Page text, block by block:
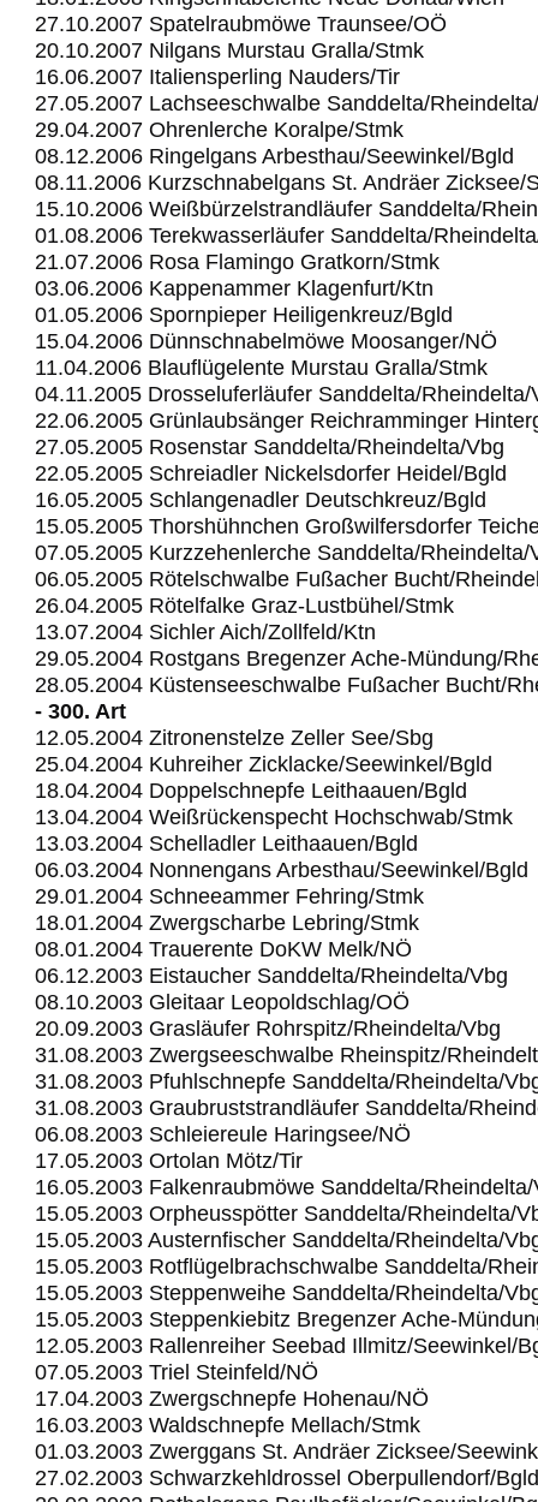
27.10.2007 Spatelraubmöwe Traunsee/OÖ
20.10.2007 Nilgans Murstau Gralla/Stmk
16.06.2007 Italiensperling Nauders/Tir
27.05.2007 Lachseeschwalbe Sanddelta/
29.04.2007 Ohrenlerche Koralpe/Stmk
08.12.2006 Ringelgans Arbesthau/Seewinkel/Bgld
08.11.2006 Kurzschnabelgans St. Andräer Zicksee/
15.10.2006 Weißbürzelstrandläufer Sanddelta/
01.08.2006 Terekwasserläufer Sanddelta/
21.07.2006 Rosa Flamingo Gratkorn/Stmk
03.06.2006 Kappenammer Klagenfurt/Ktn
01.05.2006 Spornpieper Heiligenkreuz/Bgld
15.04.2006 Dünnschnabelmöwe Moosanger/NÖ
11.04.2006 Blauflügelente Murstau Gralla/Stmk
04.11.2005 Drosseluferläufer Sanddelta/Rheindelta/
22.06.2005 Grünlaubsänger Reichramminger
27.05.2005 Rosenstar Sanddelta/Rheindelta/Vbg
22.05.2005 Schreiadler Nickelsdorfer Heidel/Bgld
16.05.2005 Schlangenadler Deutschkreuz/Bgld
15.05.2005 Thorshühnchen Großwilfersdorfer
07.05.2005 Kurzzehenlerche Sanddelta/Rheindelta/
06.05.2005 Rötelschwalbe Fußacher Bucht/
26.04.2005 Rötelfalke Graz-Lustbühel/Stmk
13.07.2004 Sichler Aich/Zollfeld/Ktn
29.05.2004 Rostgans Bregenzer Ache-Mündung/
28.05.2004 Küstenseeschwalbe Fußacher Bucht/
- 300. Art
12.05.2004 Zitronenstelze Zeller See/Sbg
25.04.2004 Kuhreiher Zicklacke/Seewinkel/Bgld
18.04.2004 Doppelschnepfe Leithaauen/Bgld
13.04.2004 Weißrückenspecht Hochschwab/Stmk
13.03.2004 Schelladler Leithaauen/Bgld
06.03.2004 Nonnengans Arbesthau/Seewinkel/Bgld
29.01.2004 Schneeammer Fehring/Stmk
18.01.2004 Zwergscharbe Lebring/Stmk
08.01.2004 Trauerente DoKW Melk/NÖ
06.12.2003 Eistaucher Sanddelta/Rheindelta/Vbg
08.10.2003 Gleitaar Leopoldschlag/OÖ
20.09.2003 Grasläufer Rohrspitz/Rheindelta/Vbg
31.08.2003 Zwergseeschwalbe Rheinspitz/
31.08.2003 Pfuhlschnepfe Sanddelta/Rheindelta/
31.08.2003 Graubruststrandläufer Sanddelta/
06.08.2003 Schleiereule Haringsee/NÖ
17.05.2003 Ortolan Mötz/Tir
16.05.2003 Falkenraubmöwe Sanddelta/Rheindelta/
15.05.2003 Orpheusspötter Sanddelta/Rheindelta/
15.05.2003 Austernfischer Sanddelta/Rheindelta/
15.05.2003 Rotflügelbrachschwalbe Sanddelta/
15.05.2003 Steppenweihe Sanddelta/Rheindelta/
15.05.2003 Steppenkiebitz Bregenzer Ache-
12.05.2003 Rallenreiher Seebad Illmitz/Seewinkel/
07.05.2003 Triel Steinfeld/NÖ
17.04.2003 Zwergschnepfe Hohenau/NÖ
16.03.2003 Waldschnepfe Mellach/Stmk
01.03.2003 Zwerggans St. Andräer Zicksee/
27.02.2003 Schwarzkehldrossel Oberpullendorf/Bgld